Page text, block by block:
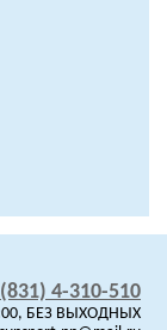
4-310-510
БЕЗ ВЫХОДНЫХ